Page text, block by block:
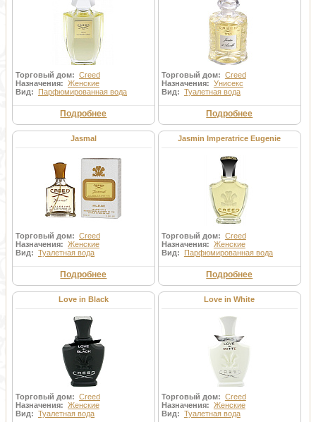
Торговый дом: Creed
Назначения: Женские
Вид: Парфюмированная вода
Подробнее
Торговый дом: Creed
Назначения: Унисекс
Вид: Туалетная вода
Подробнее
Jasmal
Торговый дом: Creed
Назначения: Женские
Вид: Туалетная вода
Подробнее
Jasmin Imperatrice Eugenie
Торговый дом: Creed
Назначения: Женские
Вид: Парфюмированная вода
Подробнее
Love in Black
Торговый дом: Creed
Назначения: Женские
Вид: Туалетная вода
Love in White
Торговый дом: Creed
Назначения: Женские
Вид: Туалетная вода